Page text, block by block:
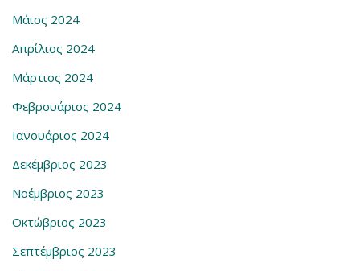
Μάιος 2024
Απρίλιος 2024
Μάρτιος 2024
Φεβρουάριος 2024
Ιανουάριος 2024
Δεκέμβριος 2023
Νοέμβριος 2023
Οκτώβριος 2023
Σεπτέμβριος 2023